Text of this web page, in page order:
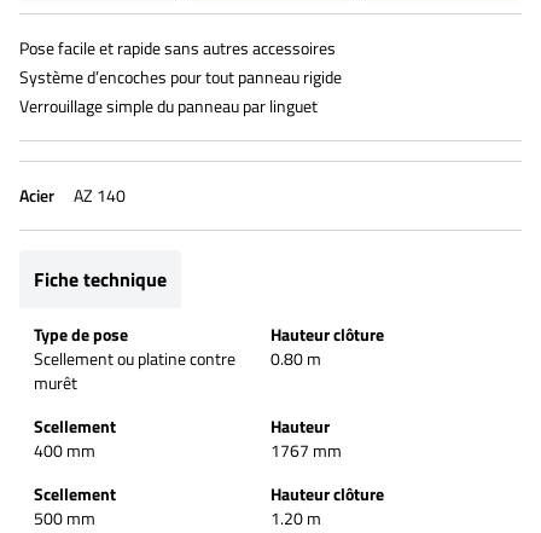
Pose facile et rapide sans autres accessoires
Système d’encoches pour tout panneau rigide
Verrouillage simple du panneau par linguet
Acier AZ 140
Fiche technique
Type de pose
Scellement ou platine contre
murêt
Hauteur clôture
0.80 m
Scellement
400 mm
Hauteur
1767 mm
Scellement
500 mm
Hauteur clôture
1.20 m